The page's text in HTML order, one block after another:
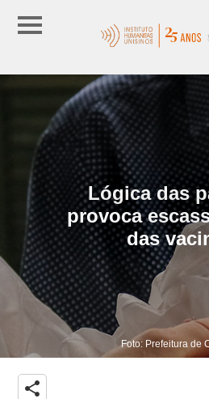
Lógica das
provoca
das
Foto: Prefeitura de
share